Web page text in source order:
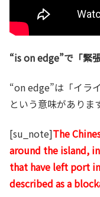
“is on edge”で「緊
“on edge”は「イラ
という意味がありま
[su_note]The
around the island,
that have left port
described as a